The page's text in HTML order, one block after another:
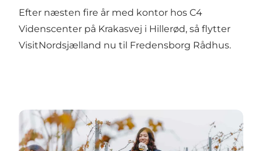
Efter næsten fire år med kontor hos C4
Videnscenter på Krakasvej i Hillerød, så flytter
VisitNordsjælland nu til Fredensborg Rådhus.
Fokus på turisme og bæredygtighed